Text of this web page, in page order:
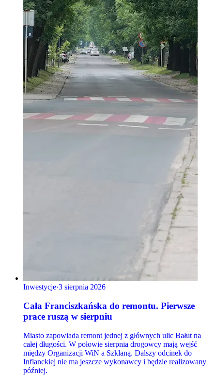
Inwestycje·3 sierpnia 2026
Cała Franciszkańska do remontu. Pierwsze
prace ruszą w sierpniu
Miasto zapowiada remont jednej z głównych ulic Bałut na
całej długości. W połowie sierpnia drogowcy mają wejść
między Organizacji WiN a Szklaną. Dalszy odcinek do
Inflanckiej nie ma jeszcze wykonawcy i będzie realizowany
później.